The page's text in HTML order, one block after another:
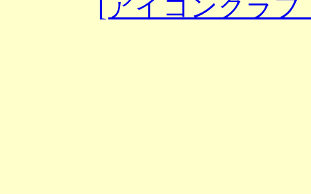
[アイコンクラフ